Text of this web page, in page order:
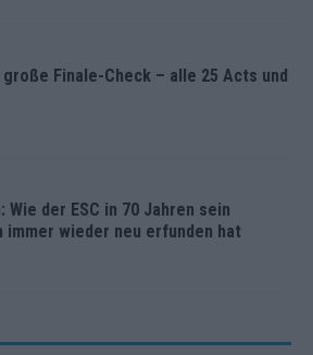
große Finale-Check – alle 25 Acts und
Wie der ESC in 70 Jahren sein
immer wieder neu erfunden hat